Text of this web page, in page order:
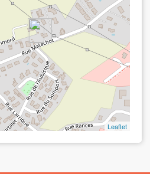
Leaflet